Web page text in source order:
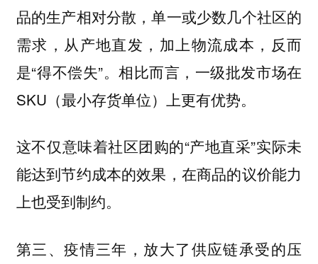
品的生产相对分散，单一或少数几个社区的
需求，从产地直发，加上物流成本，反而
是“得不偿失”。相比而言，一级批发市场在
SKU（最小存货单位）上更有优势。
这不仅意味着社区团购的“产地直采”实际未
能达到节约成本的效果，在商品的议价能力
上也受到制约。
第三、疫情三年，放大了供应链承受的压